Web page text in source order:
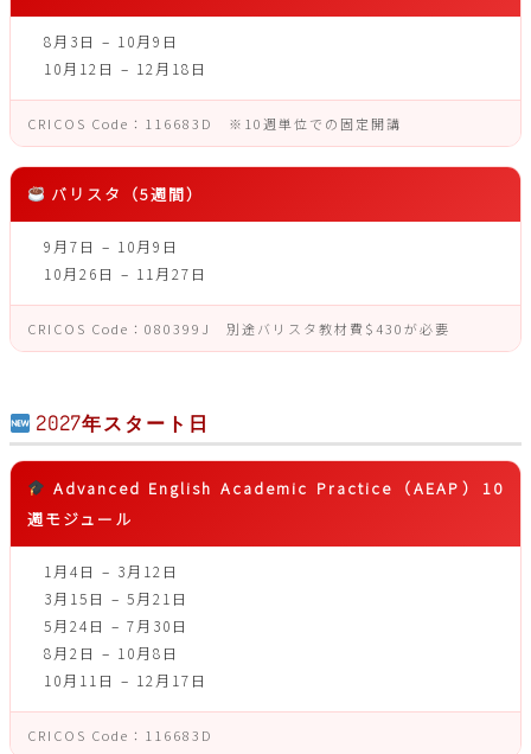
8月3日 – 10月9日
10月12日 – 12月18日
CRICOS Code：116683D ※10週単位での固定開講
バリスタ（5週間）
9月7日 – 10月9日
10月26日 – 11月27日
CRICOS Code：080399J 別途バリスタ教材費$430が必要
2027年スタート日
Advanced English Academic Practice（AEAP）10
週モジュール
1月4日 – 3月12日
3月15日 – 5月21日
5月24日 – 7月30日
8月2日 – 10月8日
10月11日 – 12月17日
CRICOS Code：116683D